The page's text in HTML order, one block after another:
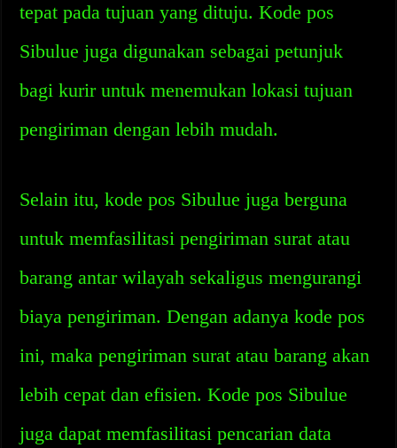
tepat pada tujuan yang dituju. Kode pos
Sibulue juga digunakan sebagai petunjuk
bagi kurir untuk menemukan lokasi tujuan
pengiriman dengan lebih mudah.
Selain itu, kode pos Sibulue juga berguna
untuk memfasilitasi pengiriman surat atau
barang antar wilayah sekaligus mengurangi
biaya pengiriman. Dengan adanya kode pos
ini, maka pengiriman surat atau barang akan
lebih cepat dan efisien. Kode pos Sibulue
juga dapat memfasilitasi pencarian data